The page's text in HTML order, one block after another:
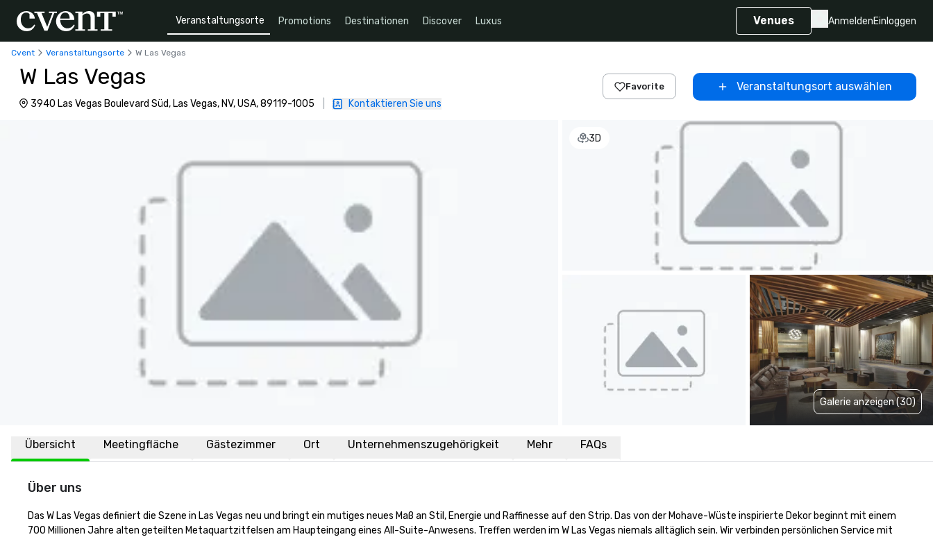
Veranstaltungsorte Promotions Destinationen Discover Luxus Venues AnmeldenEinloggen
Cvent Veranstaltungsorte W Las Vegas
W Las Vegas
3940 Las Vegas Boulevard Süd, Las Vegas, NV, USA, 89119-1005 Kontaktieren Sie uns
Favorite Veranstaltungsort auswählen
3D
Galerie anzeigen (30)
Übersicht Meetingfläche Gästezimmer Ort Unternehmenszugehörigkeit Mehr FAQs
Über uns
Das W Las Vegas definiert die Szene in Las Vegas neu und bringt ein mutiges neues Maß an Stil, Energie und Raffinesse auf den Strip. Das von der Mohave-Wüste inspirierte Dekor beginnt mit einem
700 Millionen Jahre alten geteilten Metaquartzitfelsen am Haupteingang eines All-Suite-Anwesens. Treffen werden im W Las Vegas niemals alltäglich sein. Wir verbinden persönlichen Service mit